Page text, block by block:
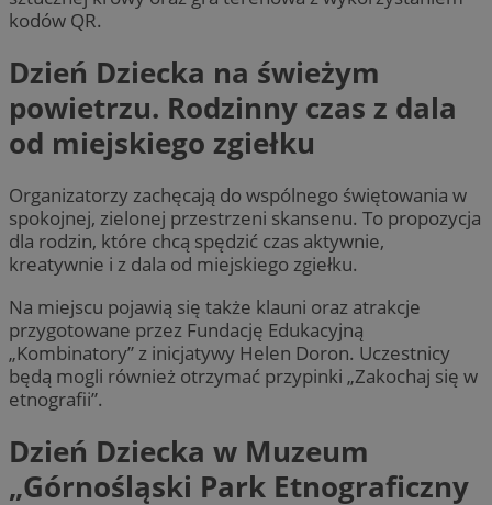
kodów QR.
Dzień Dziecka na świeżym
powietrzu. Rodzinny czas z dala
od miejskiego zgiełku
Organizatorzy zachęcają do wspólnego świętowania w
spokojnej, zielonej przestrzeni skansenu. To propozycja
dla rodzin, które chcą spędzić czas aktywnie,
kreatywnie i z dala od miejskiego zgiełku.
Na miejscu pojawią się także klauni oraz atrakcje
przygotowane przez Fundację Edukacyjną
„Kombinatory” z inicjatywy Helen Doron. Uczestnicy
będą mogli również otrzymać przypinki „Zakochaj się w
etnografii”.
Dzień Dziecka w Muzeum
„Górnośląski Park Etnograficzny